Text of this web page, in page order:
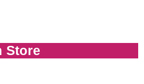
Store